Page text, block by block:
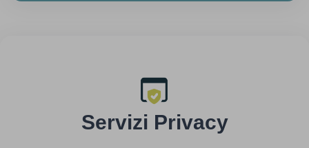
Servizi Privacy